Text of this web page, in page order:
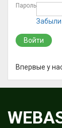
Пароль
Забыли
Впервые у